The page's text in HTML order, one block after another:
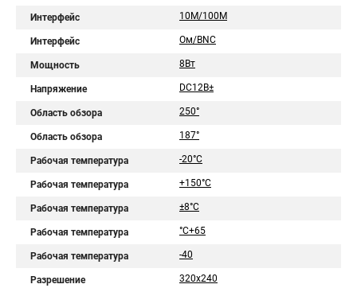
Интерфейс 10M/100M
Интерфейс Ом/BNC
Мощность 8Вт
Напряжение DC12В±
Область обзора 250°
Область обзора 187°
Рабочая температура -20°C
Рабочая температура +150°C
Рабочая температура ±8°C
Рабочая температура °C+65
Рабочая температура -40
Разрешение 320х240